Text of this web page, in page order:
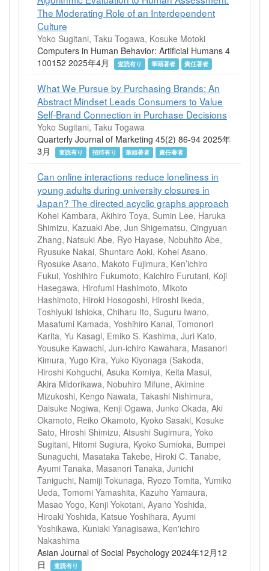
The Moderating Role of an Interdependent
Culture
Yoko Sugitani, Taku Togawa, Kosuke Motoki
Computers in Human Behavior: Artificial Humans 4
100152 2025年4月
査読有り 筆頭著者 責任著者
What We Pursue by Purchasing Brands: An
Abstract Mindset Leads Consumers to Value
Self-Brand Connection in Purchase Decisions
Yoko Sugitani, Taku Togawa
Quarterly Journal of Marketing 45(2) 86-94 2025年
3月
査読有り 招待有り 筆頭著者 責任著者
Can online interactions reduce loneliness in
young adults during university closures in
Japan? The directed acyclic graphs approach
Kohei Kambara, Akihiro Toya, Sumin Lee, Haruka
Shimizu, Kazuaki Abe, Jun Shigematsu, Qingyuan
Zhang, Natsuki Abe, Ryo Hayase, Nobuhito Abe,
Ryusuke Nakai, Shuntaro Aoki, Kohei Asano,
Ryosuke Asano, Makoto Fujimura, Ken’ichiro
Fukui, Yoshihiro Fukumoto, Kaichiro Furutani, Koji
Hasegawa, Hirofumi Hashimoto, Mikoto
Hashimoto, Hiroki Hosogoshi, Hiroshi Ikeda,
Toshiyuki Ishioka, Chiharu Ito, Suguru Iwano,
Masafumi Kamada, Yoshihiro Kanai, Tomonori
Karita, Yu Kasagi, Emiko S. Kashima, Juri Kato,
Yousuke Kawachi, Jun‐ichiro Kawahara, Masanori
Kimura, Yugo Kira, Yuko Kiyonaga (Sakoda,
Hiroshi Kohguchi, Asuka Komiya, Keita Masui,
Akira Midorikawa, Nobuhiro Mifune, Akimine
Mizukoshi, Kengo Nawata, Takashi Nishimura,
Daisuke Nogiwa, Kenji Ogawa, Junko Okada, Aki
Okamoto, Reiko Okamoto, Kyoko Sasaki, Kosuke
Sato, Hiroshi Shimizu, Atsushi Sugimura, Yoko
Sugitani, Hitomi Sugiura, Kyoko Sumioka, Bumpei
Sunaguchi, Masataka Takebe, Hiroki C. Tanabe,
Ayumi Tanaka, Masanori Tanaka, Junichi
Taniguchi, Namiji Tokunaga, Ryozo Tomita, Yumiko
Ueda, Tomomi Yamashita, Kazuho Yamaura,
Masao Yogo, Kenji Yokotani, Ayano Yoshida,
Hiroaki Yoshida, Katsue Yoshihara, Ayumi
Yoshikawa, Kuniaki Yanagisawa, Ken'ichiro
Nakashima
Asian Journal of Social Psychology 2024年12月12
日
査読有り